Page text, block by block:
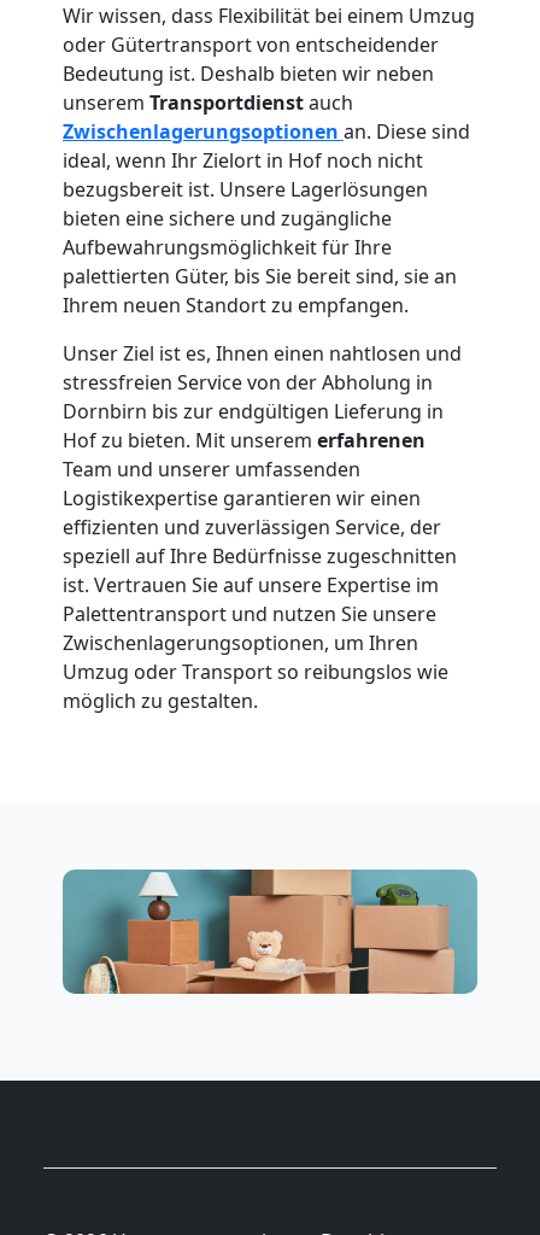
Wir wissen, dass Flexibilität bei einem Umzug
oder Gütertransport von entscheidender
Bedeutung ist. Deshalb bieten wir neben
unserem Transportdienstauch
Zwischenlagerungsoptionen an. Diese sind
ideal, wenn Ihr Zielort in Hof noch nicht
bezugsbereit ist. Unsere Lagerlösungen
bieten eine sichere und zugängliche
Aufbewahrungsmöglichkeit für Ihre
palettierten Güter, bis Sie bereit sind, sie an
Ihrem neuen Standort zu empfangen.
Unser Ziel ist es, Ihnen einen nahtlosen und
stressfreien Service von der Abholung in
Dornbirn bis zur endgültigen Lieferung in
Hof zu bieten. Mit unserem erfahrenen
Team und unserer umfassenden
Logistikexpertise garantieren wir einen
effizienten und zuverlässigen Service, der
speziell auf Ihre Bedürfnisse zugeschnitten
ist. Vertrauen Sie auf unsere Expertise im
Palettentransport und nutzen Sie unsere
Zwischenlagerungsoptionen, um Ihren
Umzug oder Transport so reibungslos wie
möglich zu gestalten.